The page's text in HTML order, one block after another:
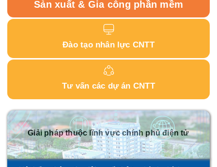
Nhiếp ảnh số và xử lý ảnh hậu kỳ
Đào tạo tin học trẻ - STEAM
Đào tạo theo yêu cầu
Các khóa tập huấn Quản trị mạng, An toàn và an
Các khóa tập huấn Công nghệ thông tin về Chuyển
Các khóa tập huấn CNTT, đổi mới phương pháp dạy
Giải thưởng
Sản xuất & Gia công phần mềm
Đào tạo nhân lực CNTT
Tư vấn các dự án CNTT
Giải pháp thuộc lĩnh vực chính phủ điện tử